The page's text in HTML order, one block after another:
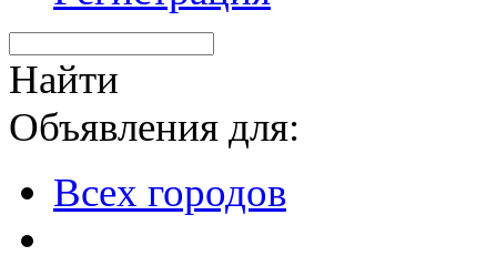
Найти
Объявления для:
Всех городов